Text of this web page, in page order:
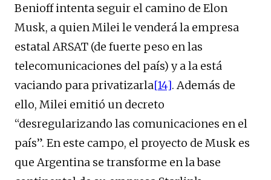
Benioff intenta seguir el camino de Elon
Musk, a quien Milei le venderá la empresa
estatal ARSAT (de fuerte peso en las
telecomunicaciones del país) y a la está
vaciando para privatizarla[14]. Además de
ello, Milei emitió un decreto
“desregularizando las comunicaciones en el
país”. En este campo, el proyecto de Musk es
que Argentina se transforme en la base